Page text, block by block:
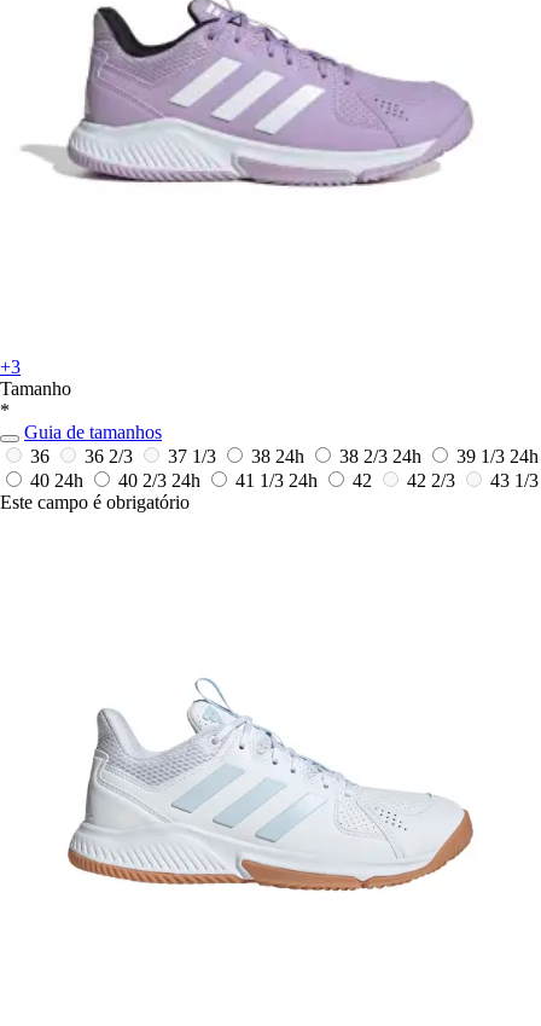
+3
Tamanho
*
Guia de tamanhos
36
36 2/3 37 1/3 38 24h 38 2/3 24h 39 1/3 24h
40 24h 40 2/3 24h 41 1/3 24h 42 42 2/3
43 1/3
Este campo é obrigatório